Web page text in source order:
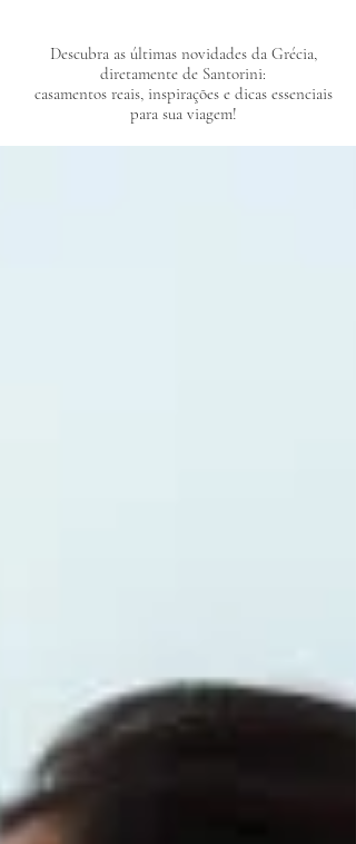
​Descubra as últimas novidades da Grécia,
diretamente de Santorini:
casamentos reais, inspirações e dicas essenciais
para sua viagem!